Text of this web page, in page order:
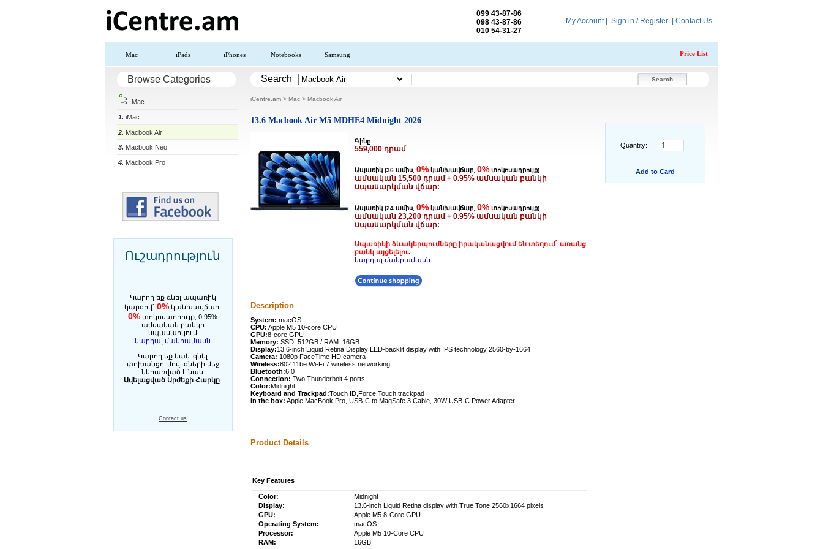
099 43-87-86
098 43-87-86
010 54-31-27
My Account| Sign in / Register| Contact Us
Mac iPads iPhones Notebooks Samsung Price List
Browse Categories
Mac
1. iMac
2. Macbook Air
3. Macbook Neo
4. Macbook Pro
Ուշադրություն
Կարող եք գնել ապառիկ
կարգով` 0% կանխավճար,
0% տոկոսադրույք, 0.95%
ամսական բանկի
սպասարկում
կարդալ մանրամասն
Կարող եք նաև գնել
փոխանցումով, գների մեջ
ներառված է նաև
Ավելացված Արժեքի Հարկը
Contact us
Search
iCentre.am> Mac > Macbook Air
13.6 Macbook Air M5 MDHE4 Midnight 2026
Գինը
559,000 դրամ
Ապառիկ (36 ամիս, 0%կանխավճար, 0%տոկոսադրույք)
ամսական 15,500 դրամ + 0.95% ամսական բանկի
սպասարկման վճար:
Ապառիկ (24 ամիս, 0%կանխավճար, 0%տոկոսադրույք)
ամսական 23,200 դրամ + 0.95% ամսական բանկի
սպասարկման վճար:
Ապառիկի ձևակերպումները իրականացվում են տեղում` առանց
բանկ այցելելու.
կարդալ մանրամասն.
Description
System: macOS
CPU: Apple M5 10-core CPU
GPU:8-core GPU
Memory: SSD: 512GB / RAM: 16GB
Display:13.6-inch Liquid Retina Display LED-backlit display with IPS technology 2560-by-1664
Camera: 1080p FaceTime HD camera
Wireless:802.11be Wi-Fi 7 wireless networking
Bluetooth:6.0
Connection: Two Thunderbolt 4 ports
Color:Midnight
Keyboard and Trackpad:Touch ID,Force Touch trackpad
In the box: Apple MacBook Pro, USB-C to MagSafe 3 Cable, 30W USB-C Power Adapter
Product Details
Key Features
Color:
Midnight
Display:
13.6-inch Liquid Retina display with True Tone 2560x1664 pixels
GPU:
Apple M5 8-Core GPU
Operating System:
macOS
Processor:
Apple M5 10-Core CPU
RAM:
16GB
Quantity:
Add to Card